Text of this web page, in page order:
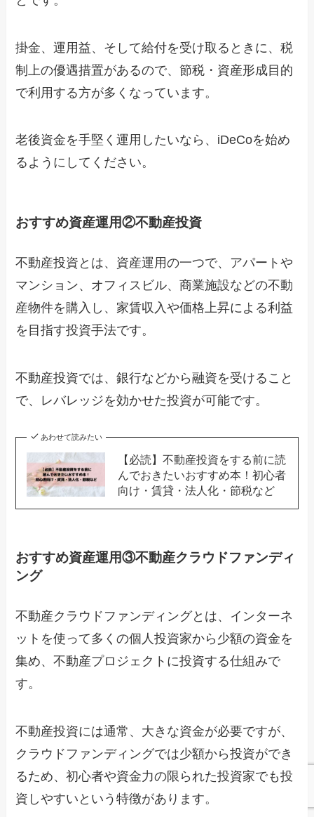
掛金、運用益、そして給付を受け取るときに、税
制上の優遇措置があるので、節税・資産形成目的
で利用する方が多くなっています。
老後資金を手堅く運用したいなら、iDeCoを始め
るようにしてください。
おすすめ資産運用②不動産投資
不動産投資とは、資産運用の一つで、アパートや
マンション、オフィスビル、商業施設などの不動
産物件を購入し、家賃収入や価格上昇による利益
を目指す投資手法です。
不動産投資では、銀行などから融資を受けること
で、レバレッジを効かせた投資が可能です。
あわせて読みたい
【必読】不動産投資をする前に読
んでおきたいおすすめ本！初心者
向け・賃貸・法人化・節税など
おすすめ資産運用③不動産クラウドファンディ
ング
不動産クラウドファンディングとは、インターネ
ットを使って多くの個人投資家から少額の資金を
集め、不動産プロジェクトに投資する仕組みで
す。
不動産投資には通常、大きな資金が必要ですが、
クラウドファンディングでは少額から投資ができ
るため、初心者や資金力の限られた投資家でも投
資しやすいという特徴があります。